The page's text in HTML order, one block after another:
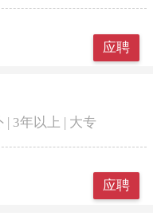
应聘
应聘
| 3年以上 | 大专